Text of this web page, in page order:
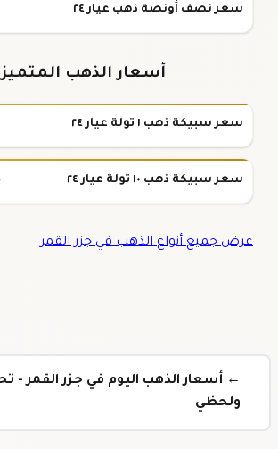
سعر نصف أونصة ذهب عيار ٢٤
أسعار الذهب
سعر سبيكة ذهب ١ تولة عيار ٢٤
سعر سبيكة ذهب ١٠ تولة عيار ٢٤
عرض جميع أنواع الذهب في جزر القمر
← أسعار الذهب اليوم في جزر القمر -
ولحظي